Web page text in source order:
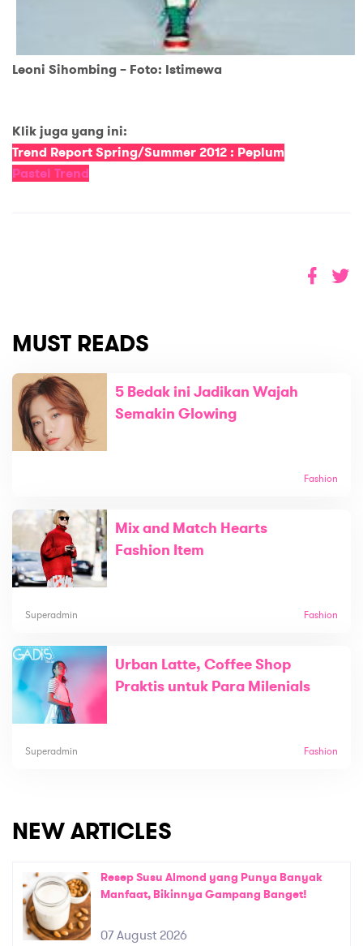
Leoni Sihombing – Foto: Istimewa
Klik juga yang ini:
Trend Report Spring/Summer 2012 : Peplum
Pastel Trend
MUST READS
5 Bedak ini Jadikan Wajah
Semakin Glowing
Fashion
Mix and Match Hearts
Fashion Item
Superadmin Fashion
Urban Latte, Coffee Shop
Praktis untuk Para Milenials
Superadmin Fashion
NEW ARTICLES
Resep Susu Almond yang Punya Banyak
Manfaat, Bikinnya Gampang Banget!
07 August 2026